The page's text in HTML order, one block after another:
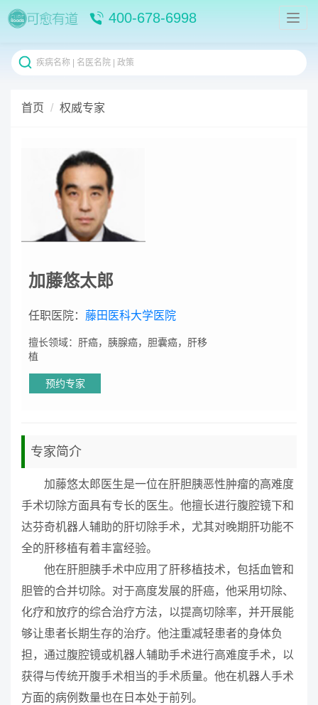
400-678-6998
首页 权威专家
加藤悠太郎
任职医院： 藤田医科大学医院
擅长领域：肝癌，胰腺癌，胆囊癌，肝移
植
预约专家
专家简介
加藤悠太郎医生是一位在肝胆胰恶性肿瘤的高难度
手术切除方面具有专长的医生。他擅长进行腹腔镜下和
达芬奇机器人辅助的肝切除手术，尤其对晚期肝功能不
全的肝移植有着丰富经验。
他在肝胆胰手术中应用了肝移植技术，包括血管和
胆管的合并切除。对于高度发展的肝癌，他采用切除、
化疗和放疗的综合治疗方法，以提高切除率，并开展能
够让患者长期生存的治疗。他注重减轻患者的身体负
担，通过腹腔镜或机器人辅助手术进行高难度手术，以
获得与传统开腹手术相当的手术质量。他在机器人手术
方面的病例数量也在日本处于前列。